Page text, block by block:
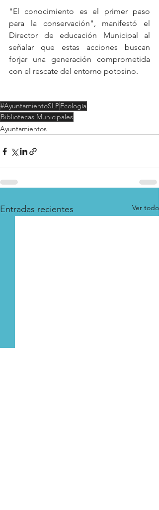
"El conocimiento es el primer paso
para la conservación", manifestó el
Director de educación Municipal al
señalar que estas acciones buscan
forjar una generación comprometida
con el rescate del entorno potosino.
#AyuntamientoSLPEcología
Bibliotecas Municipales
Ayuntamientos
Entradas recientes Ver todo